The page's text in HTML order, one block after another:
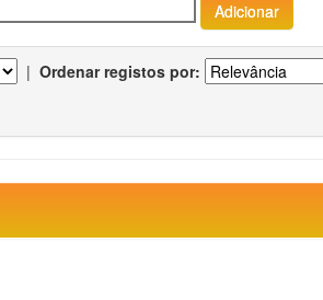
| Ordenar registos por: